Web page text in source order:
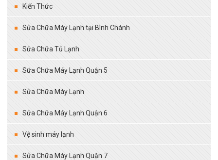
Kiến Thức
Sửa Chữa Máy Lạnh tại Bình Chánh
Sửa Chữa Tủ Lạnh
Sữa Chữa Máy Lạnh Quận 5
Sửa Chữa Máy Lạnh
Sửa Chữa Máy Lạnh Quận 6
Vệ sinh máy lạnh
Sửa Chữa Máy Lạnh Quận 7